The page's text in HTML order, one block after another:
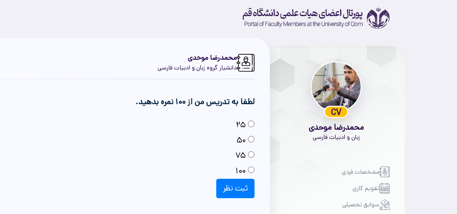
CV
محمدرضا موحدی
زبان و ادبیات فارسی
مشخصات فردی
تقویم کاری
سوابق تحصیلی
محمدرضا موحدی
دانشیار گروه زبان و ادبیات فارسی
لطفا به تدریس من از 100 نمره بدهید.
ثبت نظر